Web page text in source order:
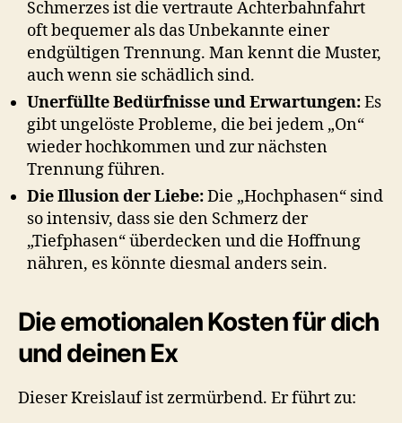
Schmerzes ist die vertraute Achterbahnfahrt
oft bequemer als das Unbekannte einer
endgültigen Trennung. Man kennt die Muster,
auch wenn sie schädlich sind.
Unerfüllte Bedürfnisse und Erwartungen:Es
gibt ungelöste Probleme, die bei jedem „On“
wieder hochkommen und zur nächsten
Trennung führen.
Die Illusion der Liebe:Die „Hochphasen“ sind
so intensiv, dass sie den Schmerz der
„Tiefphasen“ überdecken und die Hoffnung
nähren, es könnte diesmal anders sein.
Die emotionalen Kosten für dich
und deinen Ex
Dieser Kreislauf ist zermürbend. Er führt zu: